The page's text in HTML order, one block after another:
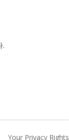
.
Your Privacy Rights